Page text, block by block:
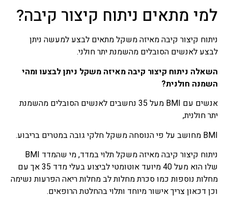
למי מתאים ניתוח קיצור קיבה?
ניתוח קיצור קיבה מאיזה משקל מתאים לבצע למעשה ניתן
לבצע לאנשים הסובלים מהשמנת יתר חולני.
השאלה ניתוח קיצור קיבה מאיזה משקל ניתן לבצעו ומהי
השמנה חולנית?
אנשים עם BMI מעל 35 נחשבים לאנשים הסובלים מהשמנת
יתר חולנית,
BMI מחושב על פי הנוסחה משקל חלקי גובה במטרים בריבוע.
ניתוח קיצור קיבה מאיזה משקל תלוי במדד, מי שהמדד BMI
שלו הוא מעל 40 מיועד אוטומטי לביצוע בעלי מדד 35 אך עם
מחלות נוספות כמו סכרת מחלות לב מחלות ריאה הפרעות נשימה
וכן דכאון צריך אישור מיוחד ותלוי בהחלטת הרופאים.